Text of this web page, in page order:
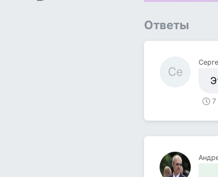
Ответы
Се
7